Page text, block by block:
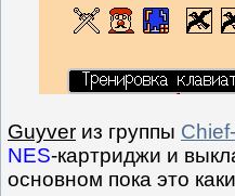
Guyver из группы
NES-картриджи и
основном пока это